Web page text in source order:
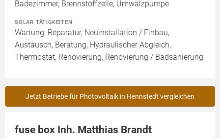
Badezimmer, Brennstoffzelle, Umwälzpumpe
SOLAR TÄTIGKEITEN
Wartung, Reparatur, Neuinstallation / Einbau,
Austausch, Beratung, Hydraulischer Abgleich,
Thermostat, Renovierung, Renovierung / Badsanierung
Jetzt Betriebe für Photovoltaik in Hennstedt vergleichen
fuse box Inh. Matthias Brandt